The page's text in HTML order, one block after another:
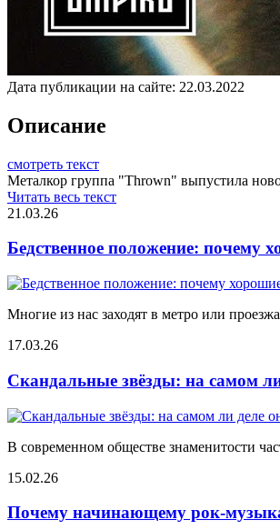
Дата публикации на сайте: 22.03.2022
Описание
смотреть текст
Металкор группа "Thrown" выпустила
Читать весь текст
21.03.26
Бедственное положение: почему
Многие из нас заходят в метро или
17.03.26
Скандальные звёзды: на самом
В современном обществе знаменитости
15.02.26
Почему начинающему рок-